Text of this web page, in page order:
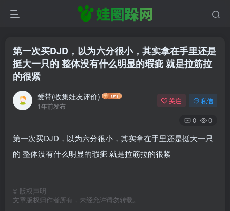
第一次买DJD，以为六分很小，其实拿在手里还是
挺大一只的 整体没有什么明显的瑕疵 就是拉筋拉
的很紧
爱带(收集娃友评价)
1年前发布
关注 私信
0 0
第一次买DJD，以为六分很小，其实拿在手里还是挺大一只
的 整体没有什么明显的瑕疵 就是拉筋拉的很紧
© 版权声明
文章版权归作者所有，未经允许请勿转载。